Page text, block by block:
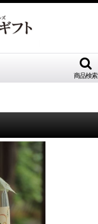
商品検索